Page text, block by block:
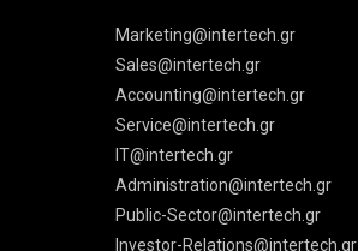
Marketing@intertech.gr
Sales@intertech.gr
Accounting@intertech.gr
Service@intertech.gr
IT@intertech.gr
Administration@intertech.gr
Public-Sector@intertech.gr
Investor-Relations@intertech.gr